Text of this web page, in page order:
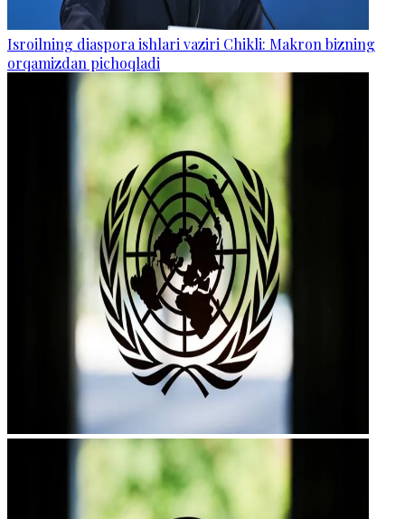
Isroilning diaspora ishlari vaziri Chikli: Makron bizning
orqamizdan pichoqladi